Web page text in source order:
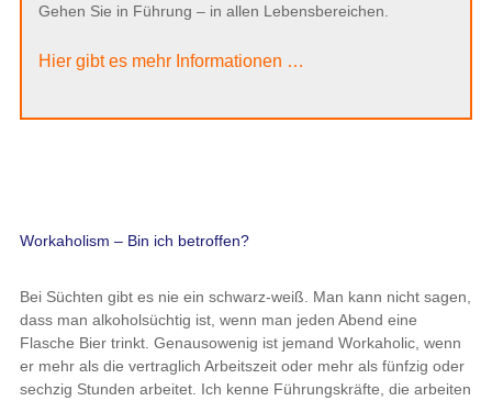
Gehen Sie in Führung – in allen Lebensbereichen.
Hier gibt es mehr Informationen …
Workaholism – Bin ich betroffen?
Bei Süchten gibt es nie ein schwarz-weiß. Man kann nicht sagen,
dass man alkoholsüchtig ist, wenn man jeden Abend eine
Flasche Bier trinkt. Genausowenig ist jemand Workaholic, wenn
er mehr als die vertraglich Arbeitszeit oder mehr als fünfzig oder
sechzig Stunden arbeitet. Ich kenne Führungskräfte, die arbeiten